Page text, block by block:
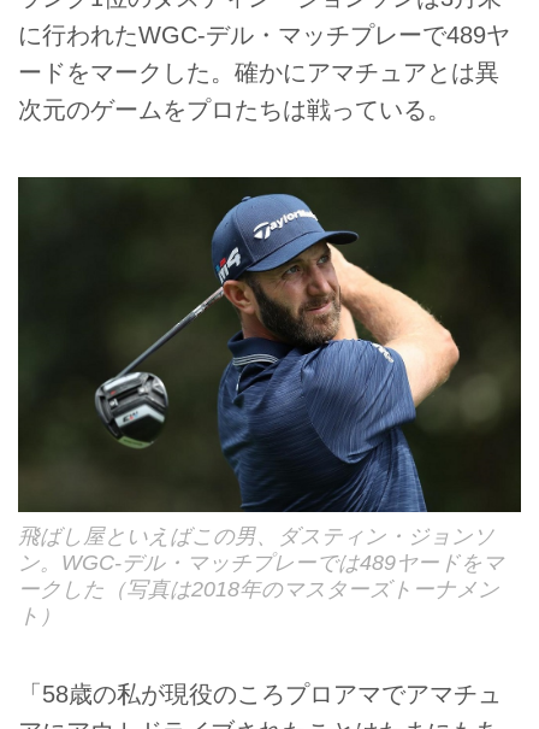
に行われたWGC-デル・マッチプレーで489ヤ
ードをマークした。確かにアマチュアとは異
次元のゲームをプロたちは戦っている。
飛ばし屋といえばこの男、ダスティン・ジョンソ
ン。WGC-デル・マッチプレーでは489ヤードをマ
ークした（写真は2018年のマスターズトーナメン
ト）
「58歳の私が現役のころプロアマでアマチュ